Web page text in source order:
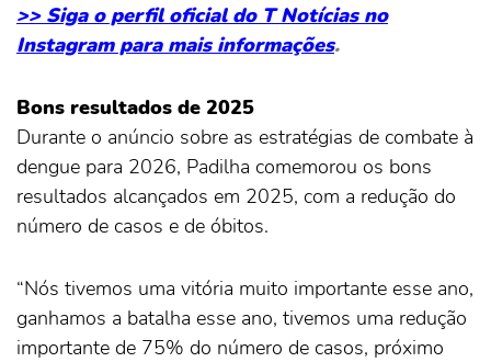
>> Siga o perfil oficial do T Notícias no
Instagram para mais informações.
Bons resultados de 2025
Durante o anúncio sobre as estratégias de combate à
dengue para 2026, Padilha comemorou os bons
resultados alcançados em 2025, com a redução do
número de casos e de óbitos.
“Nós tivemos uma vitória muito importante esse ano,
ganhamos a batalha esse ano, tivemos uma redução
importante de 75% do número de casos, próximo